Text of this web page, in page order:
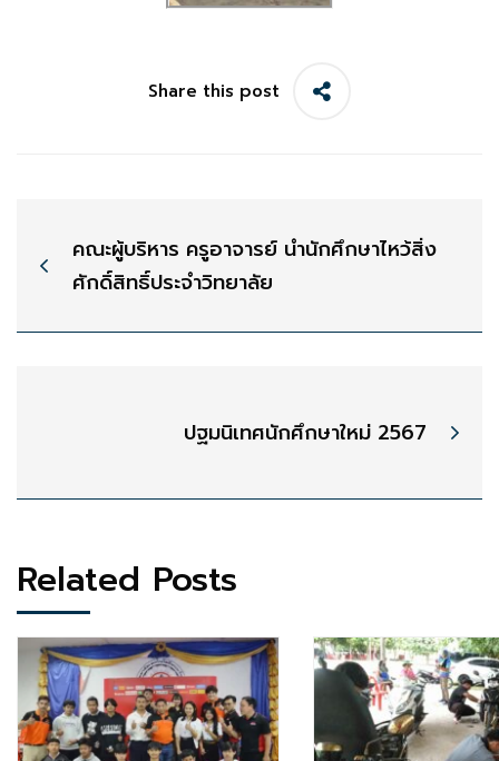
Share this post
คณะผู้บริหาร ครูอาจารย์ นำนักศึกษาไหว้สิ่ง
ศักดิ์สิทธิ์ประจำวิทยาลัย
ปฐมนิเทศนักศึกษาใหม่ 2567
Related Posts